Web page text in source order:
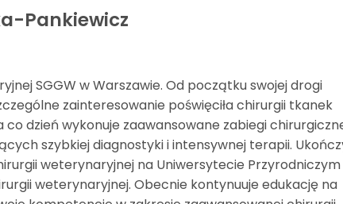
Pankiewicz
SGGW w Warszawie. Od początku swojej drogi
zainteresowanie poświęciła chirurgii tkanek
dzień wykonuje zaawansowane zabiegi
szybkiej diagnostyki i intensywnej terapii.
weterynaryjnej na Uniwersytecie Przyrodniczym
weterynaryjnej. Obecnie kontynuuje edukację na